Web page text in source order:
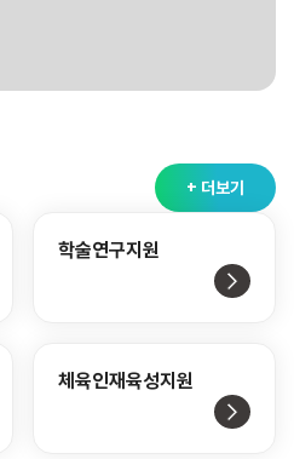
+ 더보기
학술연구지원
체육인재육성지원